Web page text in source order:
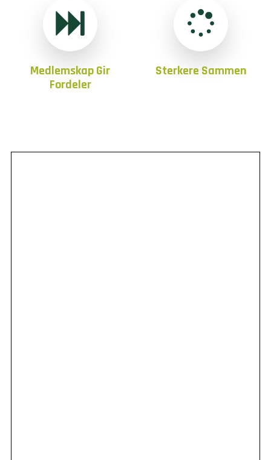
Medlemskap Gir
Fordeler
Sterkere Sammen